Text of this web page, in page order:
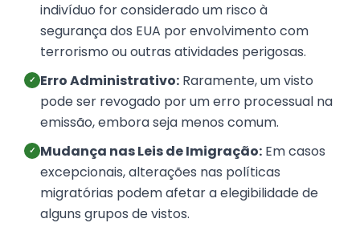
indivíduo for considerado um risco à
segurança dos EUA por envolvimento com
terrorismo ou outras atividades perigosas.
✓ Erro Administrativo: Raramente, um visto
pode ser revogado por um erro processual na
emissão, embora seja menos comum.
✓ Mudança nas Leis de Imigração: Em casos
excepcionais, alterações nas políticas
migratórias podem afetar a elegibilidade de
alguns grupos de vistos.